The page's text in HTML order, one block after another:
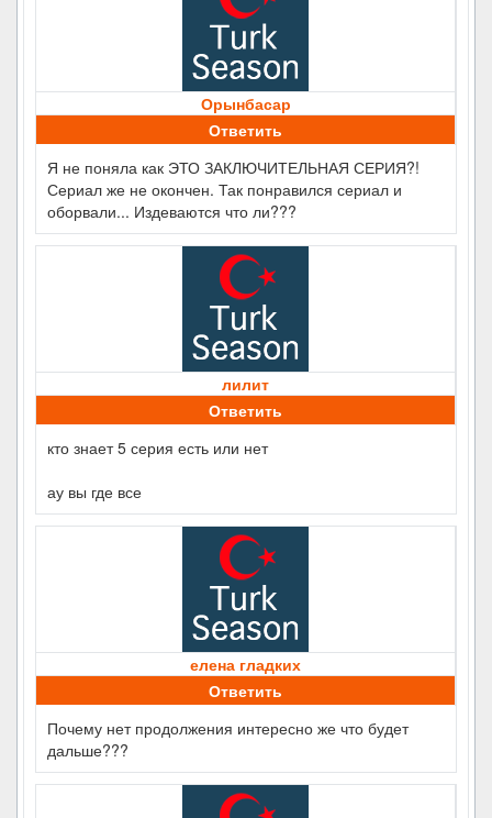
Орынбасар
Ответить
Я не поняла как ЭТО ЗАКЛЮЧИТЕЛЬНАЯ СЕРИЯ?!
Сериал же не окончен. Так понравился сериал и
оборвали... Издеваются что ли???
лилит
Ответить
кто знает 5 серия есть или нет
ау вы где все
елена гладких
Ответить
Почему нет продолжения интересно же что будет
дальше???